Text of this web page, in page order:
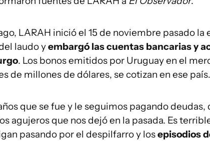
LARAH inició el 15 de noviembre pasado la
laudo yembargó las cuentas bancarias y
. Los bonos emitidos por Uruguay en el
de millones de dólares, se cotizan en ese país.
que se fue y le seguimos pagando deudas,
agujeros que nos dejó en la pasada. Es
pasando por el despilfarro y losepisodios